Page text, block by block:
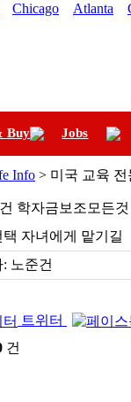
Chicago Atlanta
Buy Jobs
Info > 미국 교육
학자금보조모든것
택 자녀에게 맡기길
: 노준건
트위터
건